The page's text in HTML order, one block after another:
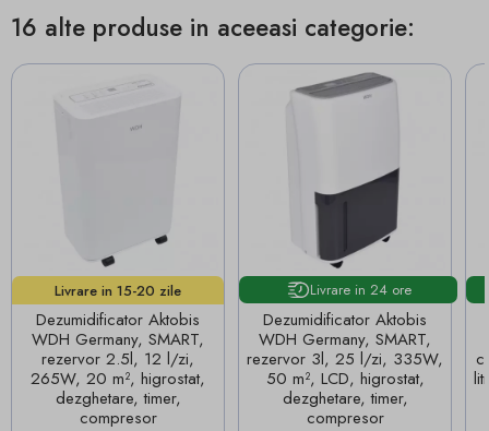
16 alte produse in aceeasi categorie:
Livrare in 15-20 zile
lucrătoare!
Dezumidificator Aktobis
WDH Germany, SMART,
rezervor 2.5l, 12 l/zi,
265W, 20 m², higrostat,
dezghetare, timer,
compresor
Livrare in 24 ore
Dezumidificator Aktobis
WDH Germany, SMART,
rezervor 3l, 25 l/zi, 335W,
50 m², LCD, higrostat,
dezghetare, timer,
compresor